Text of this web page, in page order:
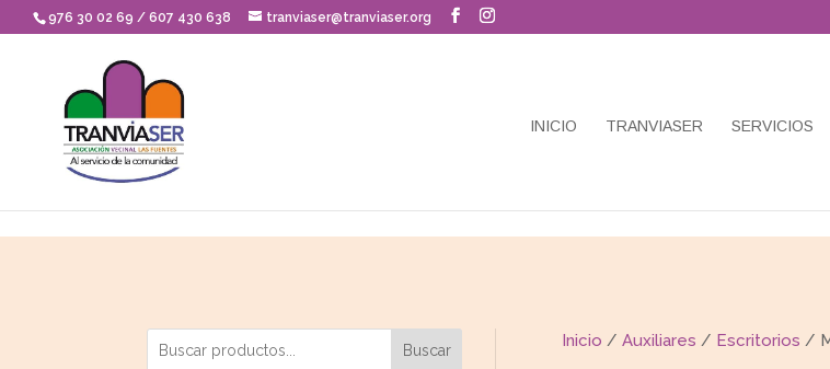
Skip to content
976 30 02 69 / 607 430 638 tranviaser@tranviaser.org
INICIO TRANVIASER SERVICIOS
Buscar
Inicio / Auxiliares / Escritorios /